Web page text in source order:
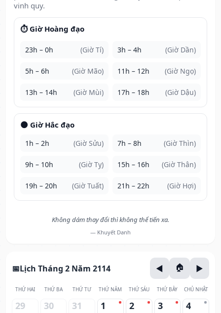
vinh quy.
⏱️ Giờ Hoàng đạo
23h – 0h (Giờ Tí) 3h – 4h (Giờ Dần)
5h – 6h (Giờ Mão) 11h – 12h (Giờ Ngọ)
13h – 14h (Giờ Mùi) 17h – 18h (Giờ Dậu)
🌑 Giờ Hắc đạo
1h – 2h (Giờ Sửu) 7h – 8h (Giờ Thìn)
9h – 10h (Giờ Tỵ) 15h – 16h (Giờ Thân)
19h – 20h (Giờ Tuất) 21h – 22h (Giờ Hợi)
Không dám thay đổi thì không thể tiến xa.
— Khuyết Danh
Lịch Tháng 2 Năm 2114
THỨ HAI THỨ BA THỨ TƯ THỨ NĂM THỨ SÁU THỨ BẢY CHỦ NHẬT
29 30 31 1 2 3 4